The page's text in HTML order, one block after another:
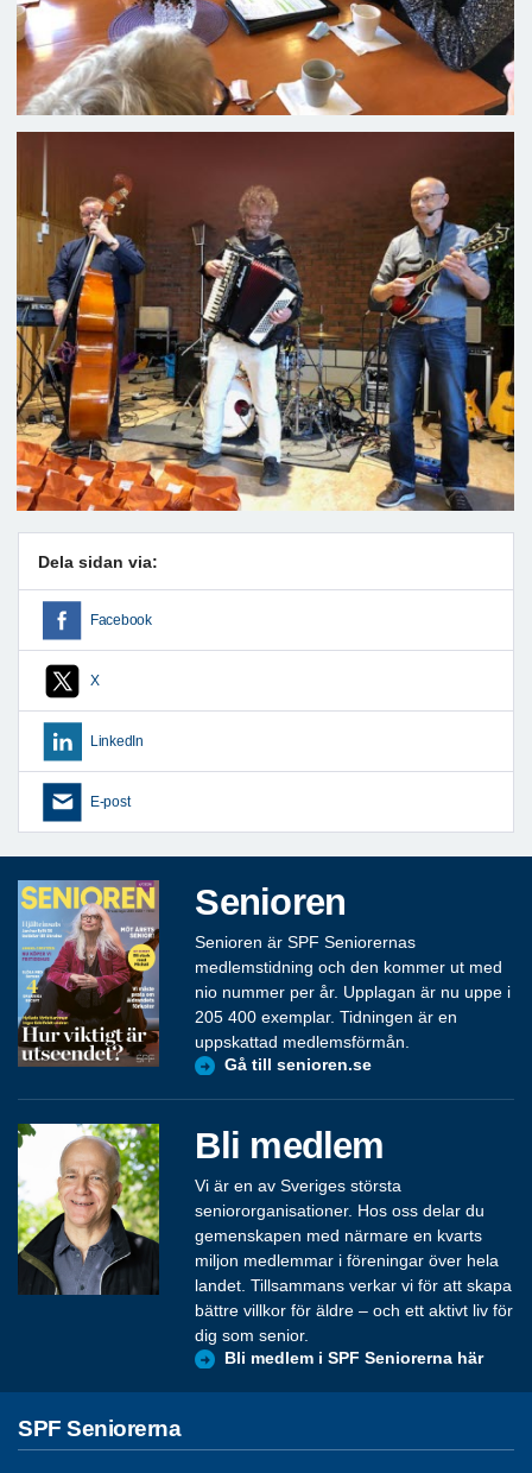
Dela sidan via:
Facebook
X
LinkedIn
E-post
Senioren
Senioren är SPF Seniorernas
medlemstidning och den kommer ut med
nio nummer per år. Upplagan är nu uppe i
205 400 exemplar. Tidningen är en
uppskattad medlemsförmån.
Gå till senioren.se
Bli medlem
Vi är en av Sveriges största
seniororganisationer. Hos oss delar du
gemenskapen med närmare en kvarts
miljon medlemmar i föreningar över hela
landet. Tillsammans verkar vi för att skapa
bättre villkor för äldre – och ett aktivt liv för
dig som senior.
Bli medlem i SPF Seniorerna här
SPF Seniorerna